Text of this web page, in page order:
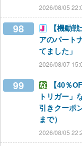
2026/08/05
98
【機動
アのパート
てました」
2026/08/07
99
【40％
トリガー」
引きクーポ
まで）
2026/08/05